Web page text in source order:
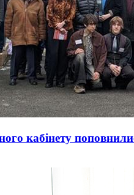
кабінету